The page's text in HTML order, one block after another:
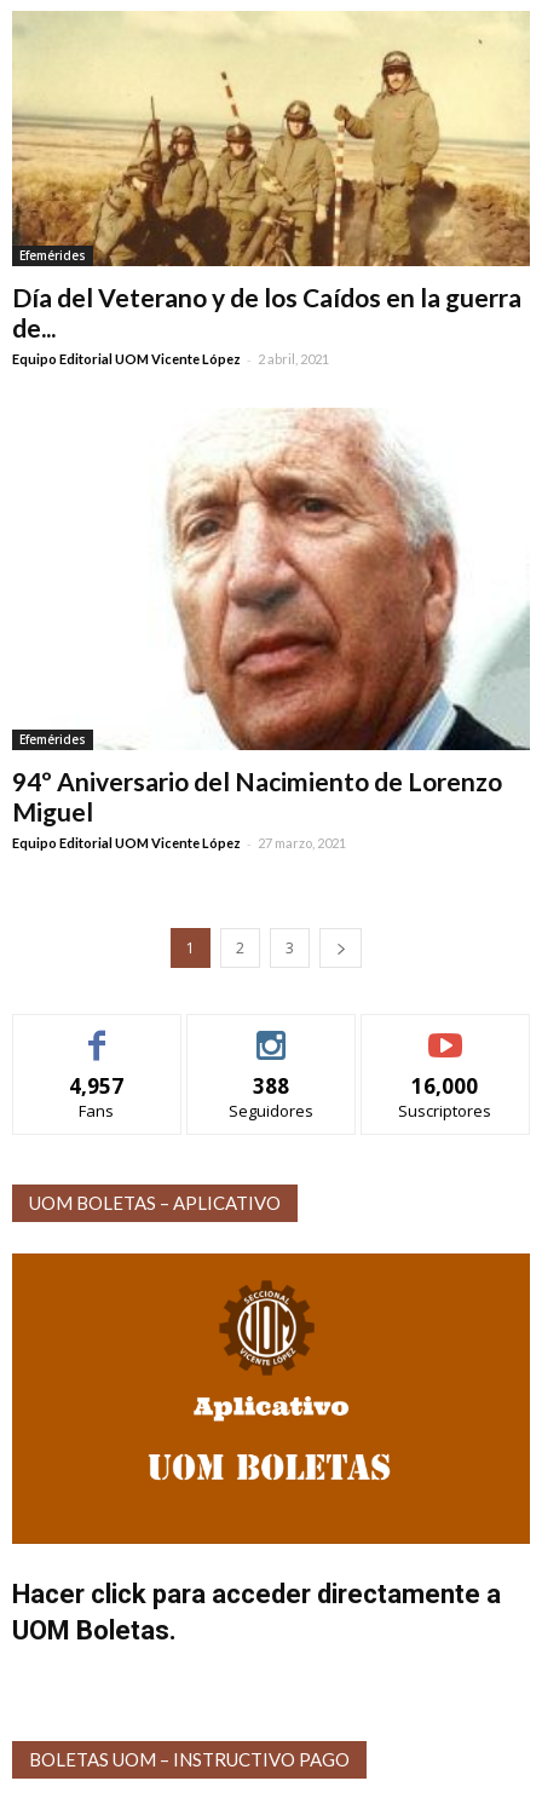
Efemérides
Día del Veterano y de los Caídos en la guerra
de...
Equipo Editorial UOM Vicente López - 2 abril, 2021
Efemérides
94º Aniversario del Nacimiento de Lorenzo
Miguel
Equipo Editorial UOM Vicente López - 27 marzo, 2021
1 2 3
4,957
Fans
388
Seguidores
16,000
Suscriptores
UOM BOLETAS – APLICATIVO
Hacer click para acceder directamente a
UOM Boletas.
BOLETAS UOM – INSTRUCTIVO PAGO